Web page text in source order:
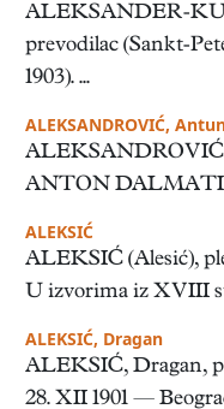
ALEKSANDER-
prevodilac (Sankt-
1903). ...
ALEKSANDROVIĆ,
ALEKSANDROVIĆ
ANTON
ALEKSIĆ
ALEKSIĆ (Alesić),
U izvorima iz XVIII
ALEKSIĆ, Dragan
ALEKSIĆ, Dragan,
28. XII 1901 —